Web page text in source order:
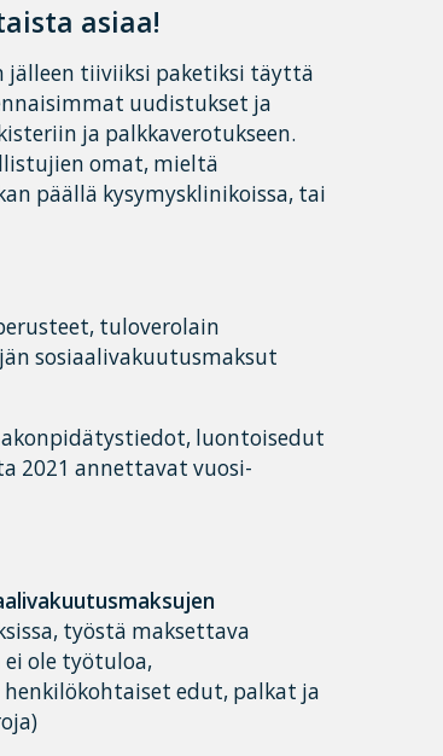
asiaa!
jälleen tiiviiksi paketiksi täyttä
uudistukset ja
ja palkkaverotukseen.
omat, mieltä
päällä kysymysklinikoissa, tai
tuloverolain
sosiaalivakuutusmaksut
luontoisedut
2021 annettavat vuosi-
työstä maksettava
ei ole työtuloa,
edut, palkat ja